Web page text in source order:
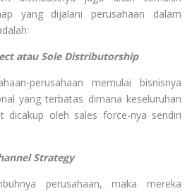
yang dijalani perusahaan dalam
atau Sole Distributorship
perusahaan memulai bisnisnya
yang terbatas dimana keseluruhan
dicakup oleh sales force-nya sendiri
Strategy
perusahaan, maka mereka